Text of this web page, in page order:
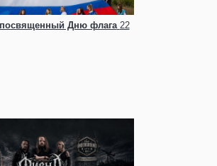
посвященный Дню флага 22